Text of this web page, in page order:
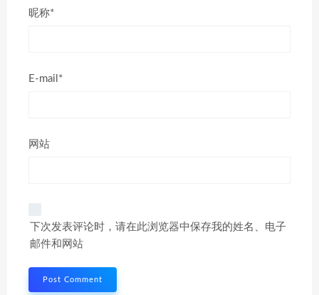
昵称*
E-mail*
网站
下次发表评论时，请在此浏览器中保存我的姓名、电子
邮件和网站